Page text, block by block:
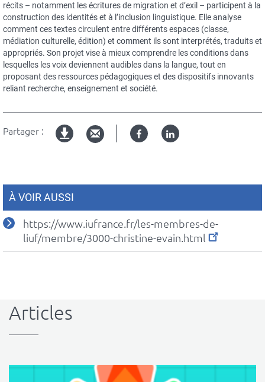
récits – notamment les écritures de migration et d’exil – participent à la
construction des identités et à l’inclusion linguistique. Elle analyse
comment ces textes circulent entre différents espaces (classe,
médiation culturelle, édition) et comment ils sont interprétés, traduits et
appropriés. Son projet vise à mieux comprendre les conditions dans
lesquelles les voix deviennent audibles dans la langue, tout en
proposant des ressources pédagogiques et des dispositifs innovants
reliant recherche, enseignement et société.
Partager : FacebookLinked
À VOIR AUSSI
https://www.iufrance.fr/les-membres-de-
liuf/membre/3000-christine-evain.html
Articles